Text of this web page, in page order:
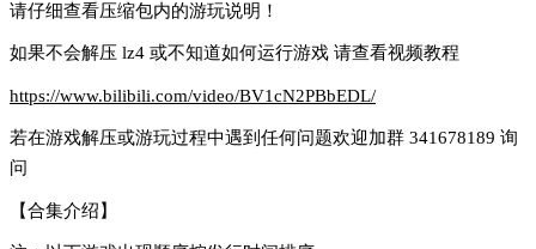
请仔细查看压缩包内的游玩说明！
如果不会解压 lz4 或不知道如何运行游戏 请查看视频教程
https://www.bilibili.com/video/BV1cN2PBbEDL/
若在游戏解压或游玩过程中遇到任何问题欢迎加群 341678189 询
问
【合集介绍】